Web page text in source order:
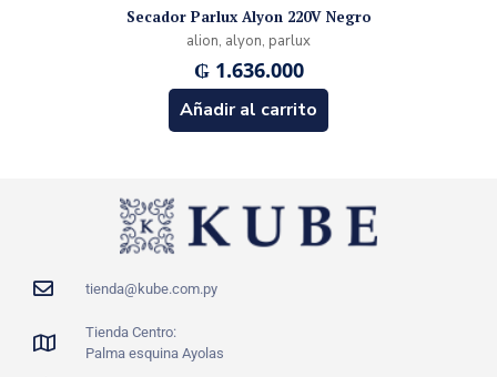
Secador Parlux Alyon 220V Negro
alion, alyon, parlux
₲1.636.000
Añadir al carrito
tienda@kube.com.py
Tienda Centro:
Palma esquina Ayolas